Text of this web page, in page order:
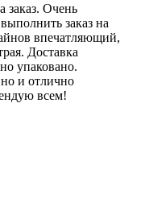
заказ. Очень
заказ на
впечатляющий,
Доставка
упаковано.
и отлично
всем!